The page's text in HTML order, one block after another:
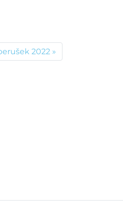
2022